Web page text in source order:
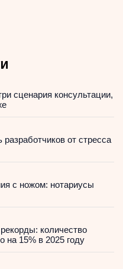
сценария консультации,
разработчиков от стресса
с ножом: нотариусы
количество
15% в 2025 году